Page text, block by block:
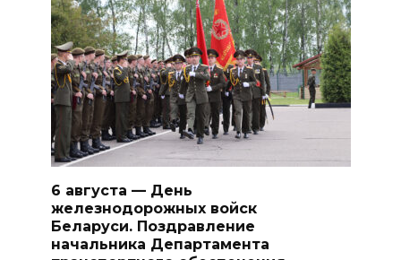
6 августа — День
железнодорожных войск
Беларуси. Поздравление
начальника Департамента